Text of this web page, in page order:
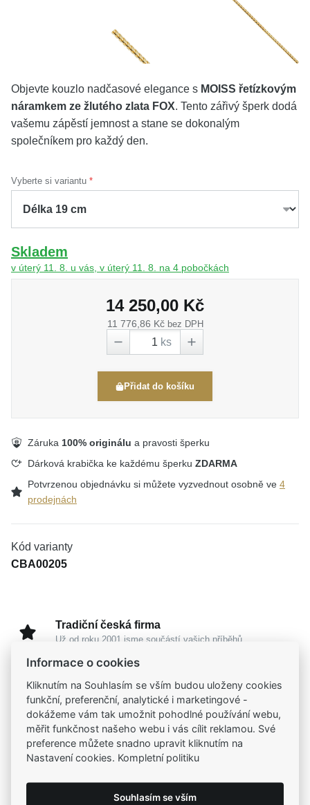
Slovensko
Objevte kouzlo nadčasové elegance s MOISS řetízkovým
náramkem ze žlutého zlata FOX. Tento zářivý šperk dodá
vašemu zápěstí jemnost a stane se dokonalým
společníkem pro každý den.
Vyberte si variantu
Skladem
v úterý 11. 8. u vás, v úterý 11. 8. na 4 pobočkách
14 250,00 Kč
11 776,86 Kč bez DPH
ks
Přidat do košíku
Záruka 100% originálu a pravosti šperku
Dárková krabička ke každému šperku ZDARMA
Potvrzenou objednávku si můžete vyzvednout osobně ve 4
prodejnách
Kód varianty
CBA00205
Tradiční česká firma
Už od roku 2001 jsme součástí vašich příběhů
Široký výběr produktů
Na našem e-shopu máte výběr z tisíců šperků
Garance vysoké kvality
Certifikáty původu a kvality k vybraným šperkům
Kamenné prodejny
Informace o cookies
Kliknutím na Souhlasím se vším budou uloženy cookies
funkční, preferenční, analytické i marketingové -
dokážeme vám tak umožnit pohodlné používání webu,
měřit funkčnost našeho webu i vás cílit reklamou. Své
preference můžete snadno upravit kliknutím na
Nastavení cookies. Kompletní politiku
Souhlasím se vším